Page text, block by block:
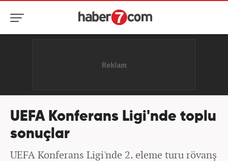
UEFA Konferans Ligi'nde toplu
sonuçlar
UEFA Konferans Ligi'nde 2. eleme turu rövanş